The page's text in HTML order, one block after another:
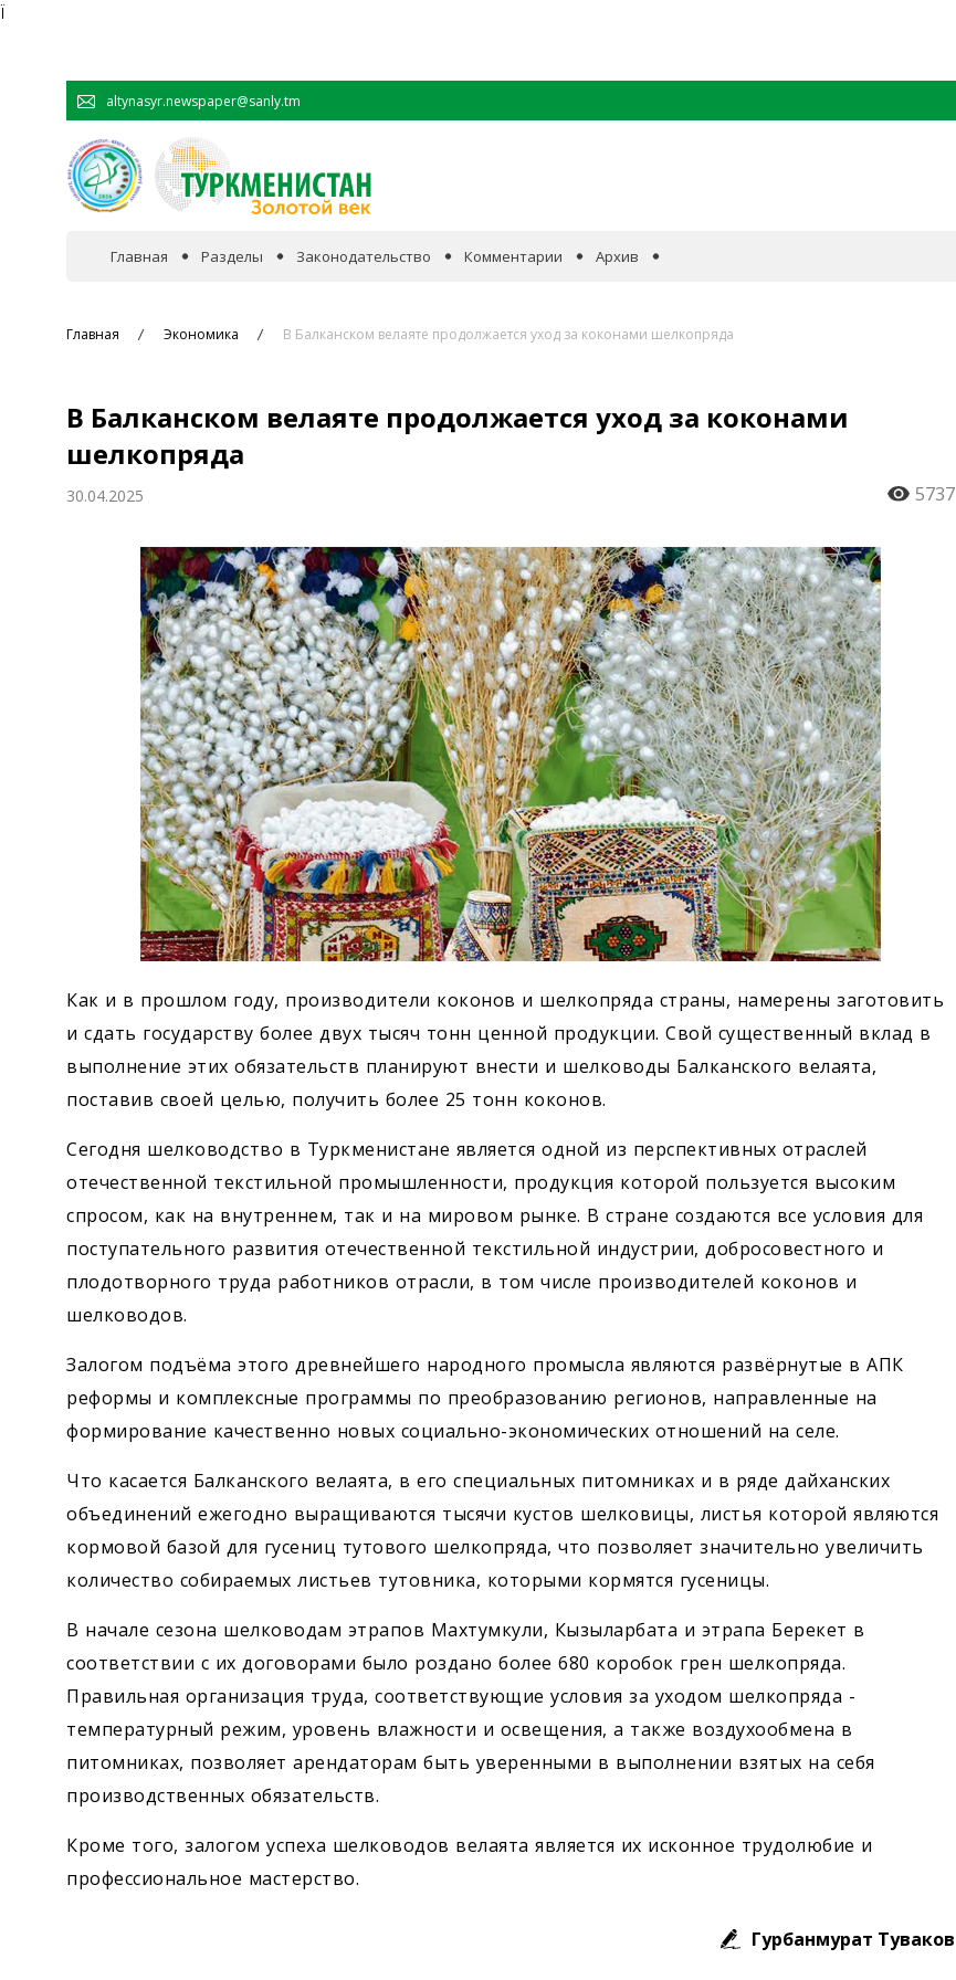
Ï
altynasyr.newspaper@sanly.tm
Главная Разделы
Общество
Культура
Наука
Спорт
Законодательство Комментарии Архив
Главная Экономика В Балканском велаяте продолжается уход за коконами шелкопряда
В Балканском велаяте продолжается уход за коконами
шелкопряда
30.04.2025 5737
Как и в прошлом году, производители коконов и шелкопряда страны, намерены заготовить
и сдать государству более двух тысяч тонн ценной продукции. Свой существенный вклад в
выполнение этих обязательств планируют внести и шелководы Балканского велаята,
поставив своей целью, получить более 25 тонн коконов.
Сегодня шелководство в Туркменистане является одной из перспективных отраслей
отечественной текстильной промышленности, продукция которой пользуется высоким
спросом, как на внутреннем, так и на мировом рынке. В стране создаются все условия для
поступательного развития отечественной текстильной индустрии, добросовестного и
плодотворного труда работников отрасли, в том числе производителей коконов и
шелководов.
Залогом подъёма этого древнейшего народного промысла являются развёрнутые в АПК
реформы и комплексные программы по преобразованию регионов, направленные на
формирование качественно новых социально-экономических отношений на селе.
Что касается Балканского велаята, в его специальных питомниках и в ряде дайханских
объединений ежегодно выращиваются тысячи кустов шелковицы, листья которой являются
кормовой базой для гусениц тутового шелкопряда, что позволяет значительно увеличить
количество собираемых листьев тутовника, которыми кормятся гусеницы.
В начале сезона шелководам этрапов Махтумкули, Кызыларбата и этрапа Берекет в
соответствии с их договорами было роздано более 680 коробок грен шелкопряда.
Правильная организация труда, соответствующие условия за уходом шелкопряда -
температурный режим, уровень влажности и освещения, а также воздухообмена в
питомниках, позволяет арендаторам быть уверенными в выполнении взятых на себя
производственных обязательств.
Кроме того, залогом успеха шелководов велаята является их исконное трудолюбие и
профессиональное мастерство.
Гурбанмурат Туваков